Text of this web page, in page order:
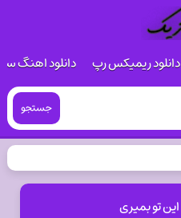
دانلود ریمیکس رپ دانلود اهنگ
جستجو